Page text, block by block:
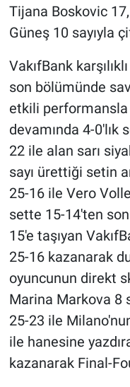
Tijana Boskovic
Güneş 10 sayıyla
VakıfBank
son bölümünde
etkili performansla
devamında 4-0'lık
22 ile alan sarı
sayı ürettiği setin
25-16 ile Vero
sette 15-14'ten
15'e taşıyan
25-16 kazanarak
oyuncunun direkt
Marina Markova 8
25-23 ile
ile hanesine
kazanarak Final-